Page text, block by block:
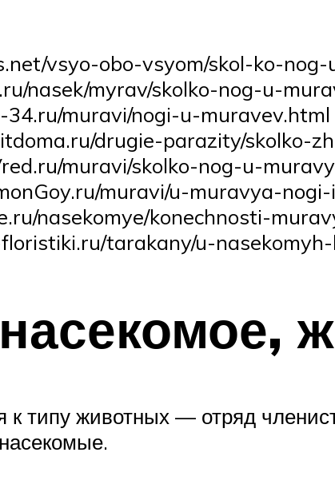
vsyo-obo-vsyom/skol-ko-
nasek/myrav/skolko-nog-u-
muravi/nogi-u-muravev.html
drugie-parazity/skolko-
muravi/skolko-nog-u-
muravi/u-muravya-
nasekomye/konechnosti-
tarakany/u-
к типу животных — отряд